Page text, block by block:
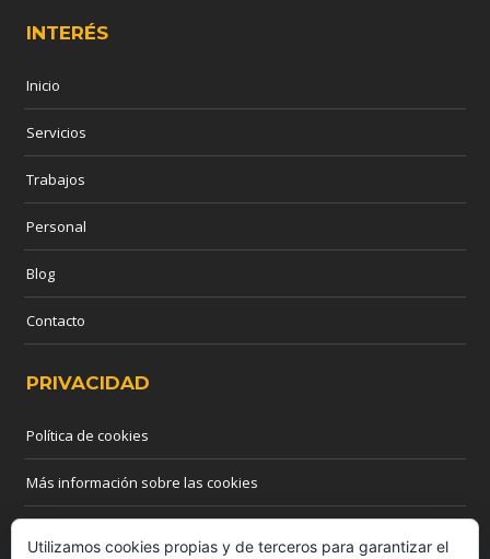
INTERÉS
Inicio
Servicios
Trabajos
Personal
Blog
Contacto
PRIVACIDAD
Política de cookies
Más información sobre las cookies
CONTACTO
Utilizamos cookies propias y de terceros para garantizar el